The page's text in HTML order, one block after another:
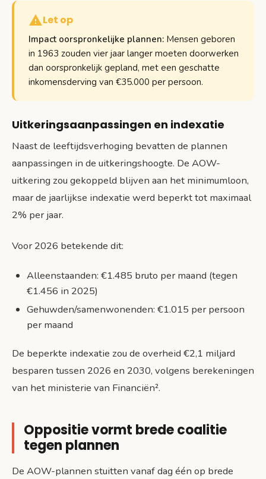
Let op
Impact oorspronkelijke plannen: Mensen geboren
in 1963 zouden vier jaar langer moeten doorwerken
dan oorspronkelijk gepland, met een geschatte
inkomensderving van €35.000 per persoon.
Uitkeringsaanpassingen en indexatie
Naast de leeftijdsverhoging bevatten de plannen
aanpassingen in de uitkeringshoogte. De AOW-
uitkering zou gekoppeld blijven aan het minimumloon,
maar de jaarlijkse indexatie werd beperkt tot maximaal
2% per jaar.
Voor 2026 betekende dit:
Alleenstaanden: €1.485 bruto per maand (tegen
€1.456 in 2025)
Gehuwden/samenwonenden: €1.015 per persoon
per maand
De beperkte indexatie zou de overheid €2,1 miljard
besparen tussen 2026 en 2030, volgens berekeningen
van het ministerie van Financiën².
Oppositie vormt brede coalitie
tegen plannen
De AOW-plannen stuitten vanaf dag één op brede